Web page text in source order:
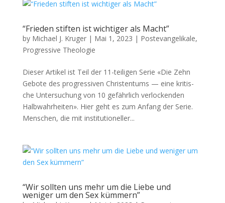
“Frieden stiften ist wichtiger als Macht”
by Michael J. Kruger| Mai 1, 2023 | Postevangelikale,
Progressive Theologie
Dieser Artikel ist Teil der 11-teili­gen Serie «Die Zehn
Gebote des pro­gres­siv­en Chris­ten­tums — eine kri­tis­
che Unter­suchung von 10 gefährlich ver­lock­enden
Halb­wahrheit­en». Hier geht es zum Anfang der Serie.
Men­schen, die mit insti­tu­tioneller...
“Wir sollten uns mehr um die Liebe und
weniger um den Sex kümmern”